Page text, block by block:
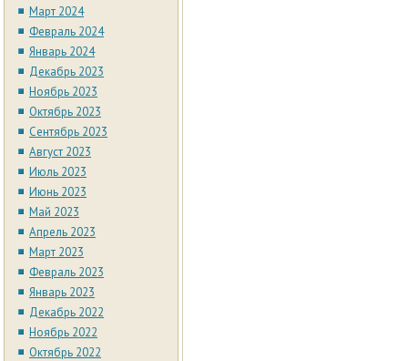
Март 2024
Февраль 2024
Январь 2024
Декабрь 2023
Ноябрь 2023
Октябрь 2023
Сентябрь 2023
Август 2023
Июль 2023
Июнь 2023
Май 2023
Апрель 2023
Март 2023
Февраль 2023
Январь 2023
Декабрь 2022
Ноябрь 2022
Октябрь 2022